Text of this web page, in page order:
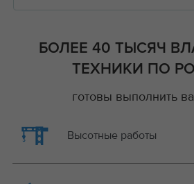
БОЛЕЕ 40 ТЫСЯЧ
ТЕХНИКИ ПО
готовы выполнить
Высотные работы